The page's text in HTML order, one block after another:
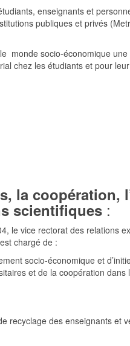
enseignants et
publiques et privés
monde socio-économique
chez les étudiants et pour
la coopération,
scientifiques :
le vice rectorat des relations
chargé de :
socio-économique et
et de la coopération dans
recyclage des enseignants et